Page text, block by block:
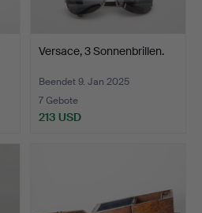
Versace, 3 Sonnenbrillen.
Beendet 9. Jan 2025
7 Gebote
213 USD